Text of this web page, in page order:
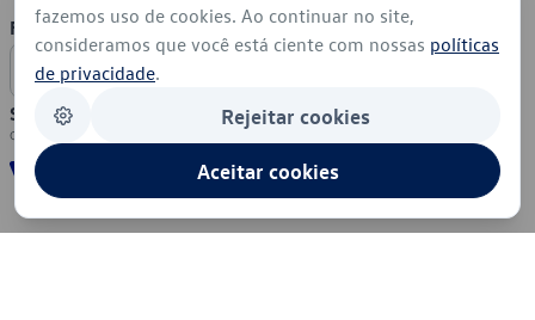
Formas de Pagamento
Segurança
fazemos uso de cookies. Ao continuar no site,
consideramos que você está ciente com nossas políticas
de privacidade.
Rejeitar cookies
Aceitar cookies